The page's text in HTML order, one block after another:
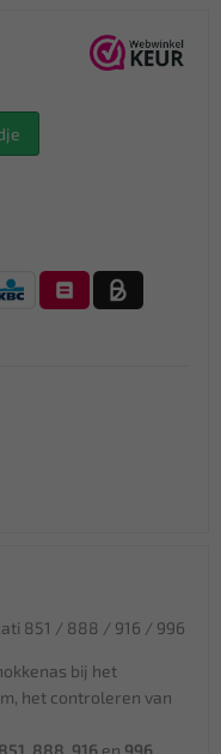
851 / 888 / 916 / 996
bij het
het controleren van
851, 888, 916 en 996